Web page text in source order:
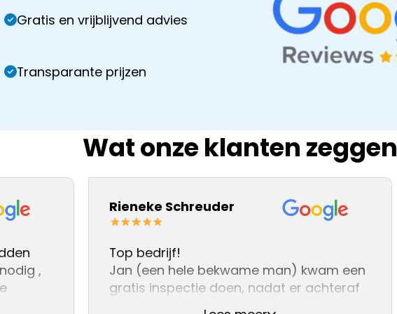
Gratis en vrijblijvend advies
Transparante prijzen
Wat onze klanten zeggen
,
Rieneke Schreuder
Top bedrijf!
Jan (een hele bekwame man) kwam een
gratis inspectie doen, nadat er achteraf